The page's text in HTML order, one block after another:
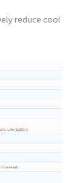
reduce cool